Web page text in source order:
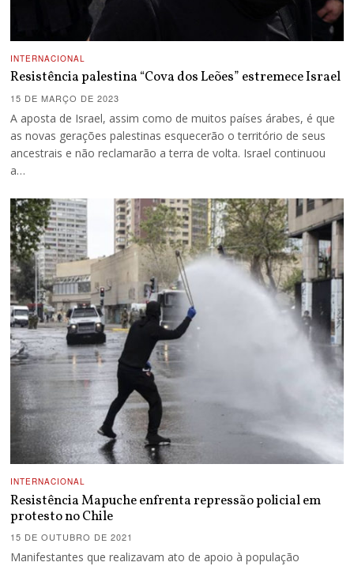
INTERNACIONAL
Resistência palestina “Cova dos Leões” estremece Israel
15 DE MARÇO DE 2023
A aposta de Israel, assim como de muitos países árabes, é que
as novas gerações palestinas esquecerão o território de seus
ancestrais e não reclamarão a terra de volta. Israel continuou
a…
INTERNACIONAL
Resistência Mapuche enfrenta repressão policial em
protesto no Chile
15 DE OUTUBRO DE 2021
Manifestantes que realizavam ato de apoio à população